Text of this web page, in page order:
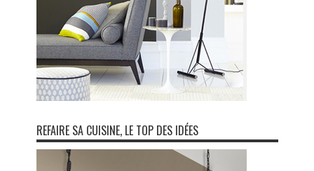
REFAIRE SA CUISINE, LE TOP DES IDÉES